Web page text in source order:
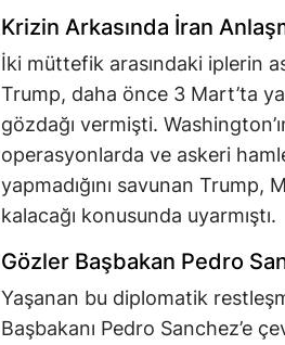
Krizin Arkasında İran
İki müttefik arasındaki iplerin
Trump, daha önce 3 Mart’ta
gözdağı vermişti.
operasyonlarda ve askeri
yapmadığını savunan Trump,
kalacağı konusunda uyarmıştı.
Gözler Başbakan Pedro
Yaşanan bu diplomatik
Başbakanı Pedro Sanchez’e